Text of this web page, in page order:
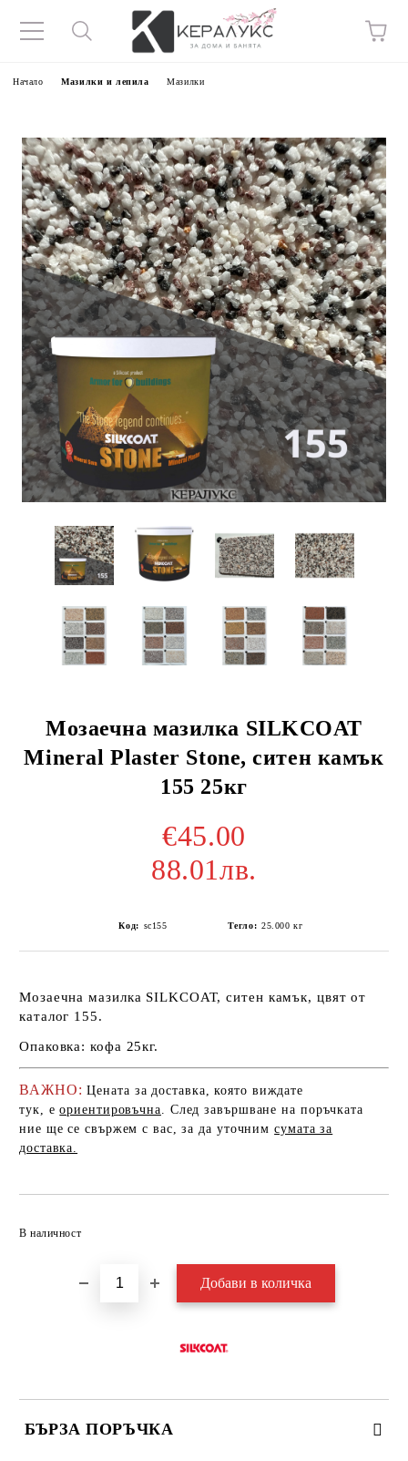
Начало Мазилки и лепила Мазилки
Мозаечна мазилка SILKCOAT
Mineral Plaster Stone, ситен камък
155 25кг
€45.00
88.01лв.
Код: sc155 Тегло: 25.000 кг
Мозаечна мазилка SILKCOAT, ситен камък, цвят от
каталог 155.
Опаковка: кофа 25кг.
ВАЖНО: Цената за доставка, която виждате
тук, еориентировъчна. След завършване на поръчката
ние ще се свържем с вас, за да уточнимсумата за
доставка.
В наличност
БЪРЗА ПОРЪЧКА